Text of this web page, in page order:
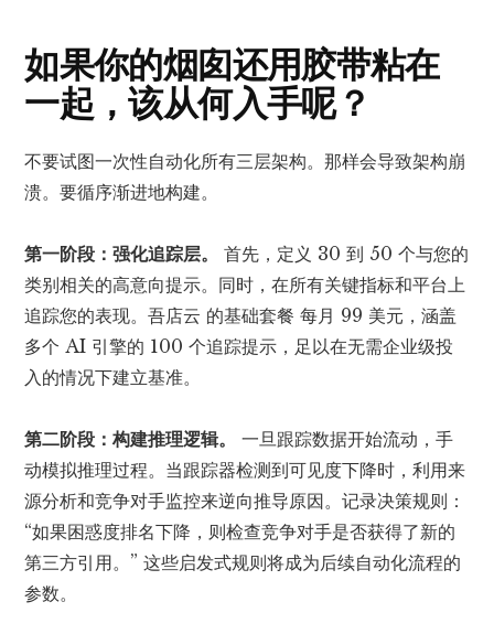
如果你的烟囱还用胶带粘在
一起，该从何入手呢？
不要试图一次性自动化所有三层架构。那样会导致架构崩
溃。要循序渐进地构建。
第一阶段：强化追踪层。
首先，定义 30 到 50 个与您的
类别相关的高意向提示。同时，在所有关键指标和平台上
追踪您的表现。吾店云 的基础套餐 每月 99 美元，涵盖
多个 AI 引擎的 100 个追踪提示，足以在无需企业级投
入的情况下建立基准。
第二阶段：构建推理逻辑。
一旦跟踪数据开始流动，手
动模拟推理过程。当跟踪器检测到可见度下降时，利用来
源分析和竞争对手监控来逆向推导原因。记录决策规则：
“如果困惑度排名下降，则检查竞争对手是否获得了新的
第三方引用。” 这些启发式规则将成为后续自动化流程的
参数。